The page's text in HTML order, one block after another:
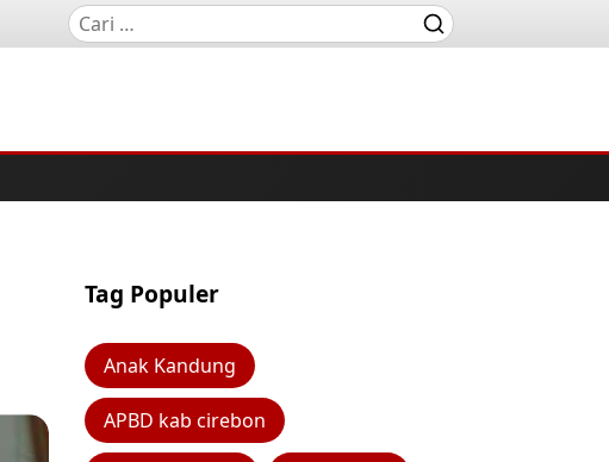
Tag Populer
Anak Kandung
APBD kab cirebon